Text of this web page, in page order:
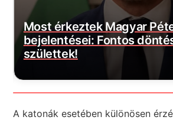
Most érkezett: Felszálltak a
honvédség helikopterei,
A katonák esetében különösen